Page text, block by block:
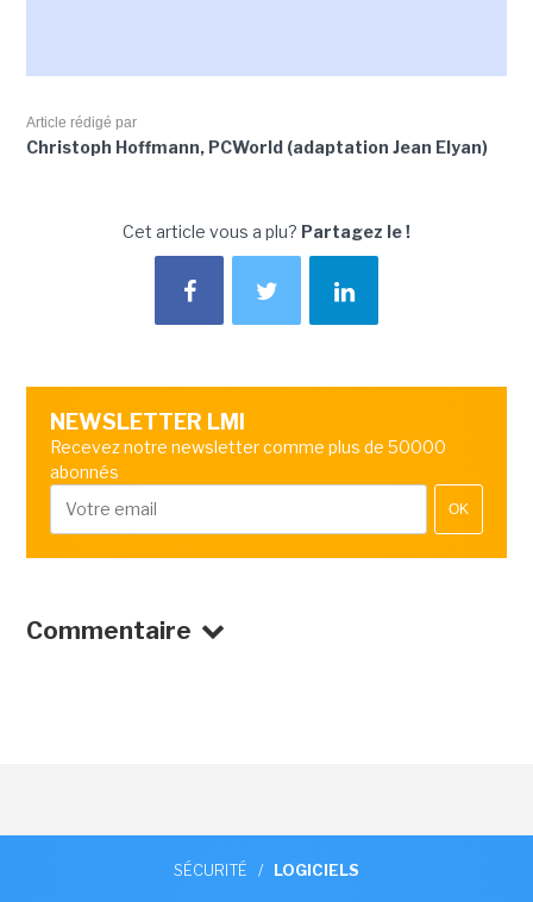
Article rédigé par
Christoph Hoffmann, PCWorld (adaptation Jean Elyan)
Cet article vous a plu? Partagez le !
NEWSLETTER LMI
Recevez notre newsletter comme plus de 50000
abonnés
OK
Commentaire
SÉCURITÉ / LOGICIELS